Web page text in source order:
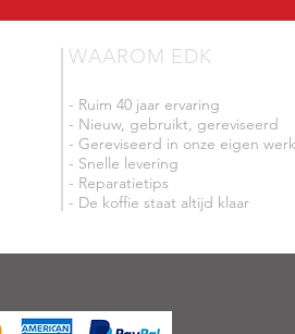
WAAROM EDK
- Ruim 40 jaar ervaring
- Nieuw, gebruikt, gereviseerd
- Gereviseerd in onze eigen
- Snelle levering
- Reparatietips
- De koffie staat altijd klaar